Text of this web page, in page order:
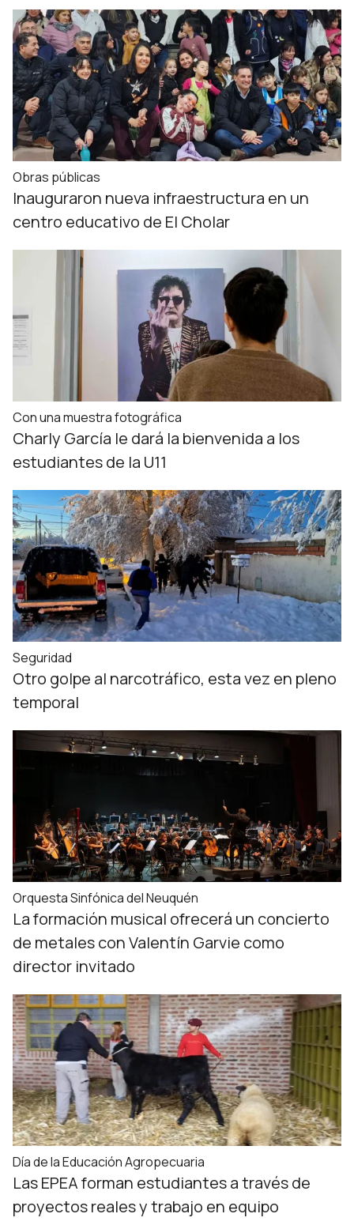
Obras públicas
Inauguraron nueva infraestructura en un
centro educativo de El Cholar
Con una muestra fotográfica
Charly García le dará la bienvenida a los
estudiantes de la U11
Seguridad
Otro golpe al narcotráfico, esta vez en pleno
temporal
Orquesta Sinfónica del Neuquén
La formación musical ofrecerá un concierto
de metales con Valentín Garvie como
director invitado
Día de la Educación Agropecuaria
Las EPEA forman estudiantes a través de
proyectos reales y trabajo en equipo